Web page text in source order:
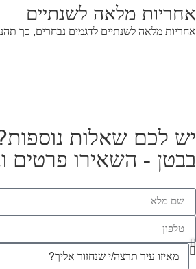
אחריות מלאה לשנתיים
אחריות מלאה לשנתיים לדגמים נבחרים, כך
יש לכם שאלות
בבטן - השאירו פרטים